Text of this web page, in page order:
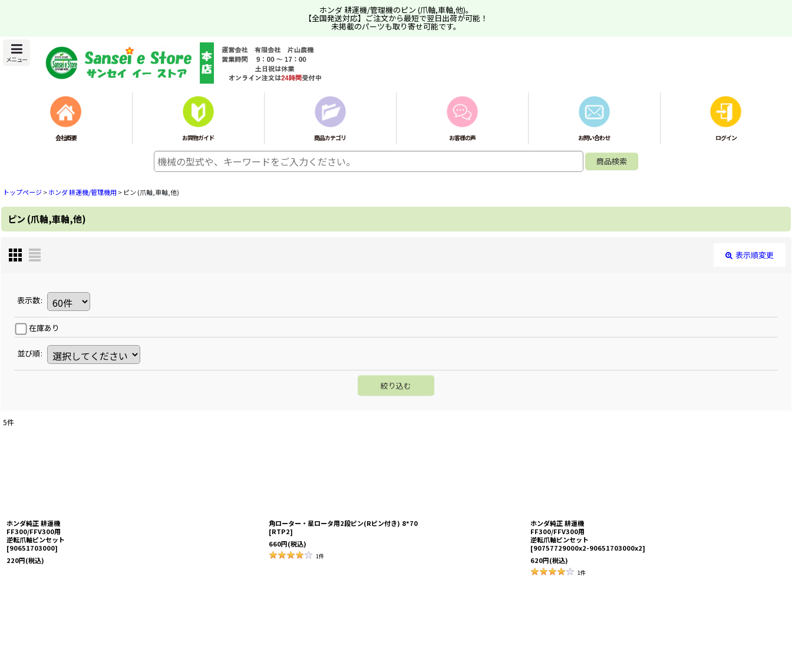
ホンダ 耕運機/管理機のピン (爪軸,車軸,他)。
【全国発送対応】ご注文から最短で翌日出荷が可能！
未掲載のパーツも取り寄せ可能です。
メニュー
会社概要 お買物ガイド 商品カテゴリ お客様の声 お問い合わせ ログイン
トップページ>ホンダ 耕運機/管理機用 >ピン (爪軸,車軸,他)
ピン (爪軸,車軸,他)
表示順変更
表示数:
在庫あり
並び順:
絞り込む
5件
ホンダ純正 耕運機
FF300/FFV300用
逆転爪軸ピンセット
[90651703000]
220円(税込)
角ローター・星ロータ用2段ピン(Rピン付き) 8*70
[RTP2]
660円(税込)
1件
ホンダ純正 耕運機
FF300/FFV300用
逆転爪軸ピンセット
[90757729000x2-90651703000x2]
620円(税込)
1件